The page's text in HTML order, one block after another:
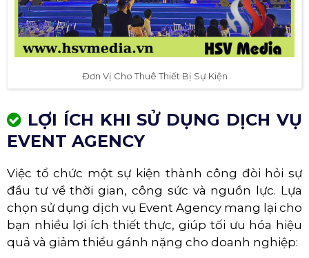
Đơn Vị Cho Thuê Thiết Bị Sự Kiện
LỢI ÍCH KHI SỬ DỤNG DỊCH VỤ
EVENT AGENCY
Việc tổ chức một sự kiện thành công đòi hỏi sự
đầu tư về thời gian, công sức và nguồn lực. Lựa
chọn sử dụng dịch vụ Event Agency mang lại cho
bạn nhiều lợi ích thiết thực, giúp tối ưu hóa hiệu
quả và giảm thiểu gánh nặng cho doanh nghiệp: